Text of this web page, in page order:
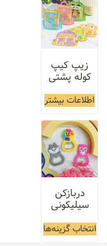
زیپ کیپ
کوله پشتی
اطلاعات بیشتر
دربازکن
سیلیکونی
انتخاب گزینه‌ها